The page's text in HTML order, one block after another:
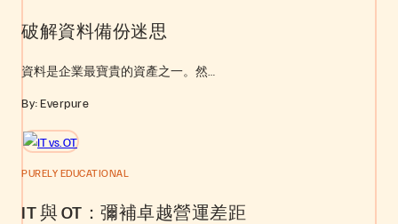
破解資料備份迷思
資料是企業最寶貴的資產之一。然…
By: Everpure
PURELY EDUCATIONAL
IT 與 OT：彌補卓越營運差距